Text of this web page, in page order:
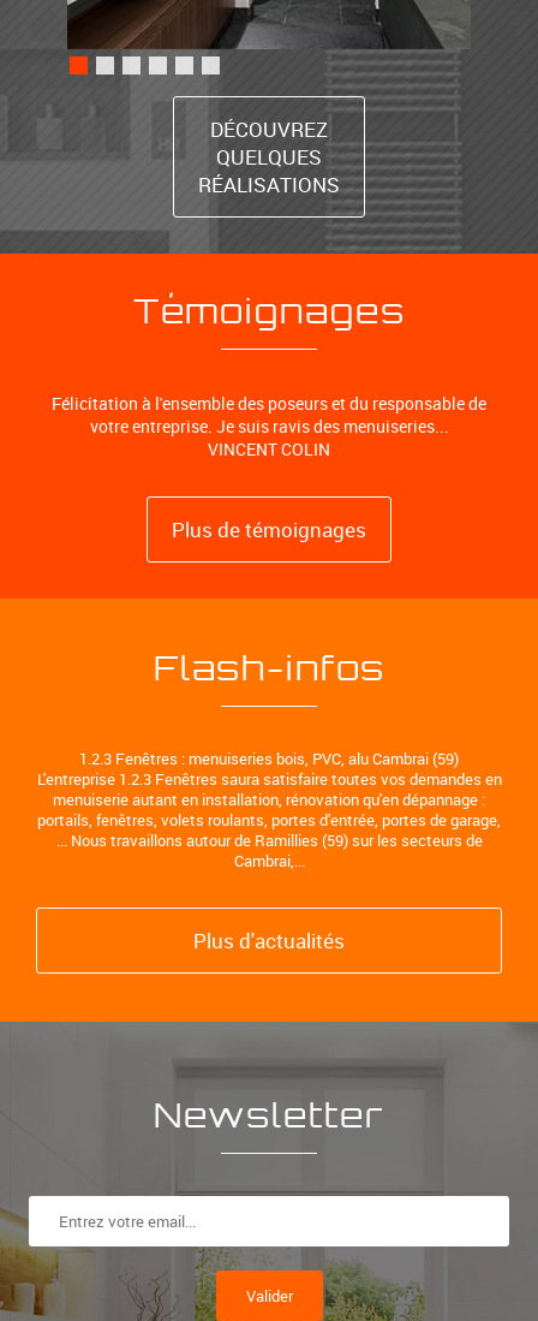
DÉCOUVREZ
QUELQUES
RÉALISATIONS
Témoignages
Félicitation à l'ensemble des poseurs et du responsable de
votre entreprise. Je suis ravis des menuiseries...
VINCENT COLIN
Plus de témoignages
Flash-infos
1.2.3 Fenêtres : menuiseries bois, PVC, alu Cambrai (59)
L'entreprise 1.2.3 Fenêtres saura satisfaire toutes vos demandes en
menuiserie autant en installation, rénovation qu'en dépannage :
portails, fenêtres, volets roulants, portes d'entrée, portes de garage,
... Nous travaillons autour de Ramillies (59) sur les secteurs de
Cambrai,...
Plus d'actualités
Newsletter
Valider